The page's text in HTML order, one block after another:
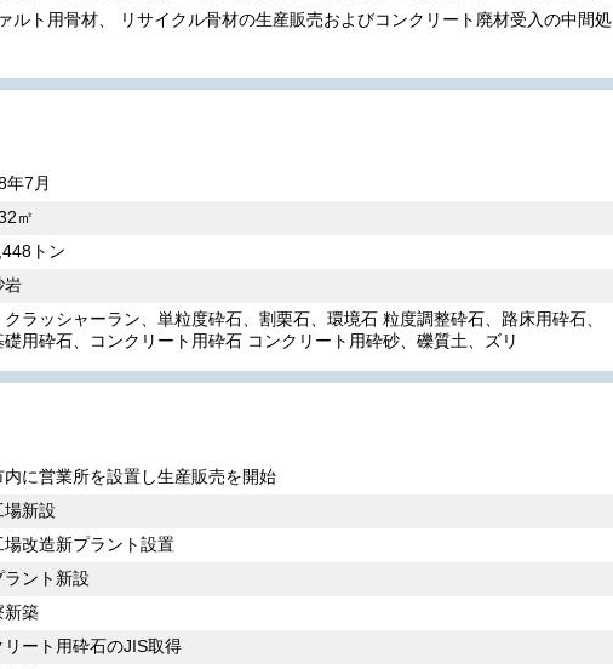
ルト用骨材、 リサイクル骨材の生産販売およびコンクリート廃材受入の中間処
年7月
㎡
トン
岩
クラッシャーラン、単粒度砕石、割栗石、環境石 粒度調整砕石、路床用砕石、
礎用砕石、コンクリート用砕石 コンクリート用砕砂、礫質土、ズリ
内に営業所を設置し生産販売を開始
場新設
場改造新プラント設置
ラント新設
新築
リート用砕石のJIS取得